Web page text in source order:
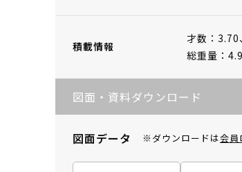
積載情報
才数：3.70、
総重量：
図面・資料ダウンロード
図面データ ※ダウンロードは会員